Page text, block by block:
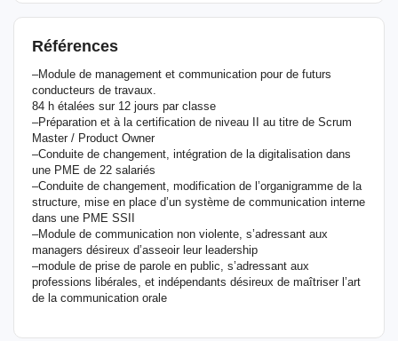
Références
–Module de management et communication pour de futurs
conducteurs de travaux.
84 h étalées sur 12 jours par classe
–Préparation et à la certification de niveau II au titre de Scrum
Master / Product Owner
–Conduite de changement, intégration de la digitalisation dans
une PME de 22 salariés
–Conduite de changement, modification de l’organigramme de la
structure, mise en place d’un système de communication interne
dans une PME SSII
–Module de communication non violente, s’adressant aux
managers désireux d’asseoir leur leadership
–module de prise de parole en public, s’adressant aux
professions libérales, et indépendants désireux de maîtriser l’art
de la communication orale